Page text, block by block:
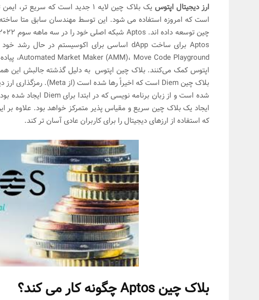
ارز دیجیتال اپتوس
اپتوس کمک می‌کنند. بلاک چین اپتوس به دلیل گذشته جالبش این همه
ایجاد یک بلاک چین سریع و مقیاس پذیر متمرکز خواهد بود. علاوه بر
که استفاده از ارزهای دیجیتال را برای کاربران عادی آسان تر کند.
بلاک چین Aptos چگونه کار می کند؟